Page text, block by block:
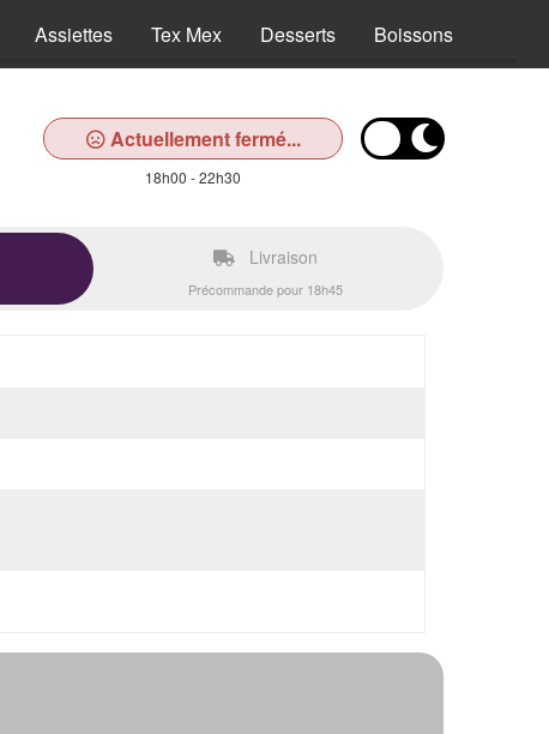
Assiettes Tex Mex Desserts Boissons
Actuellement fermé...
18h00 - 22h30
Livraison
Précommande pour 18h45